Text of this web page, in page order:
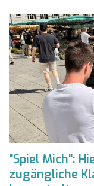
"Spiel Mich":
zugängliche